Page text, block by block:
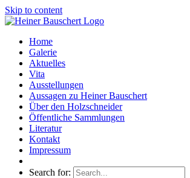
Skip to content
Home
Galerie
Aktuelles
Vita
Ausstellungen
Aussagen zu Heiner Bauschert
Über den Holzschneider
Öffentliche Sammlungen
Literatur
Kontakt
Impressum
Search for: